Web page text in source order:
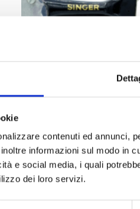
contenuti ed annunci,
informazioni sul modo in
e social media, i quali
dei loro servizi.